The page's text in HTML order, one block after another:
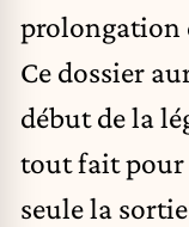
prolongation
Ce dossier
début de la
tout fait pour
seule la